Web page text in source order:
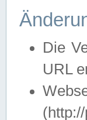
Die
URL